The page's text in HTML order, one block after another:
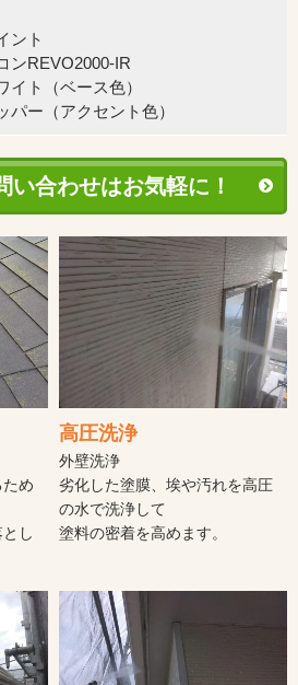
ント
IR
ト（ベース色）
（アクセント色）
い合わせはお気軽に！
め
し
高圧洗浄
外壁洗浄
劣化した塗膜、埃や汚れを高圧
の水で洗浄して
塗料の密着を高めます。